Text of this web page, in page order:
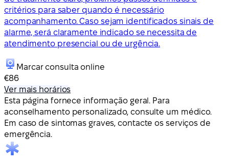
critérios para saber quando é necessário
acompanhamento. Caso sejam identificados sinais de
alarme, será claramente indicado se necessita de
atendimento presencial ou de urgência.
Marcar consulta online
€86
Ver mais horários
Esta página fornece informação geral. Para
aconselhamento personalizado, consulte um médico.
Em caso de sintomas graves, contacte os serviços de
emergência.